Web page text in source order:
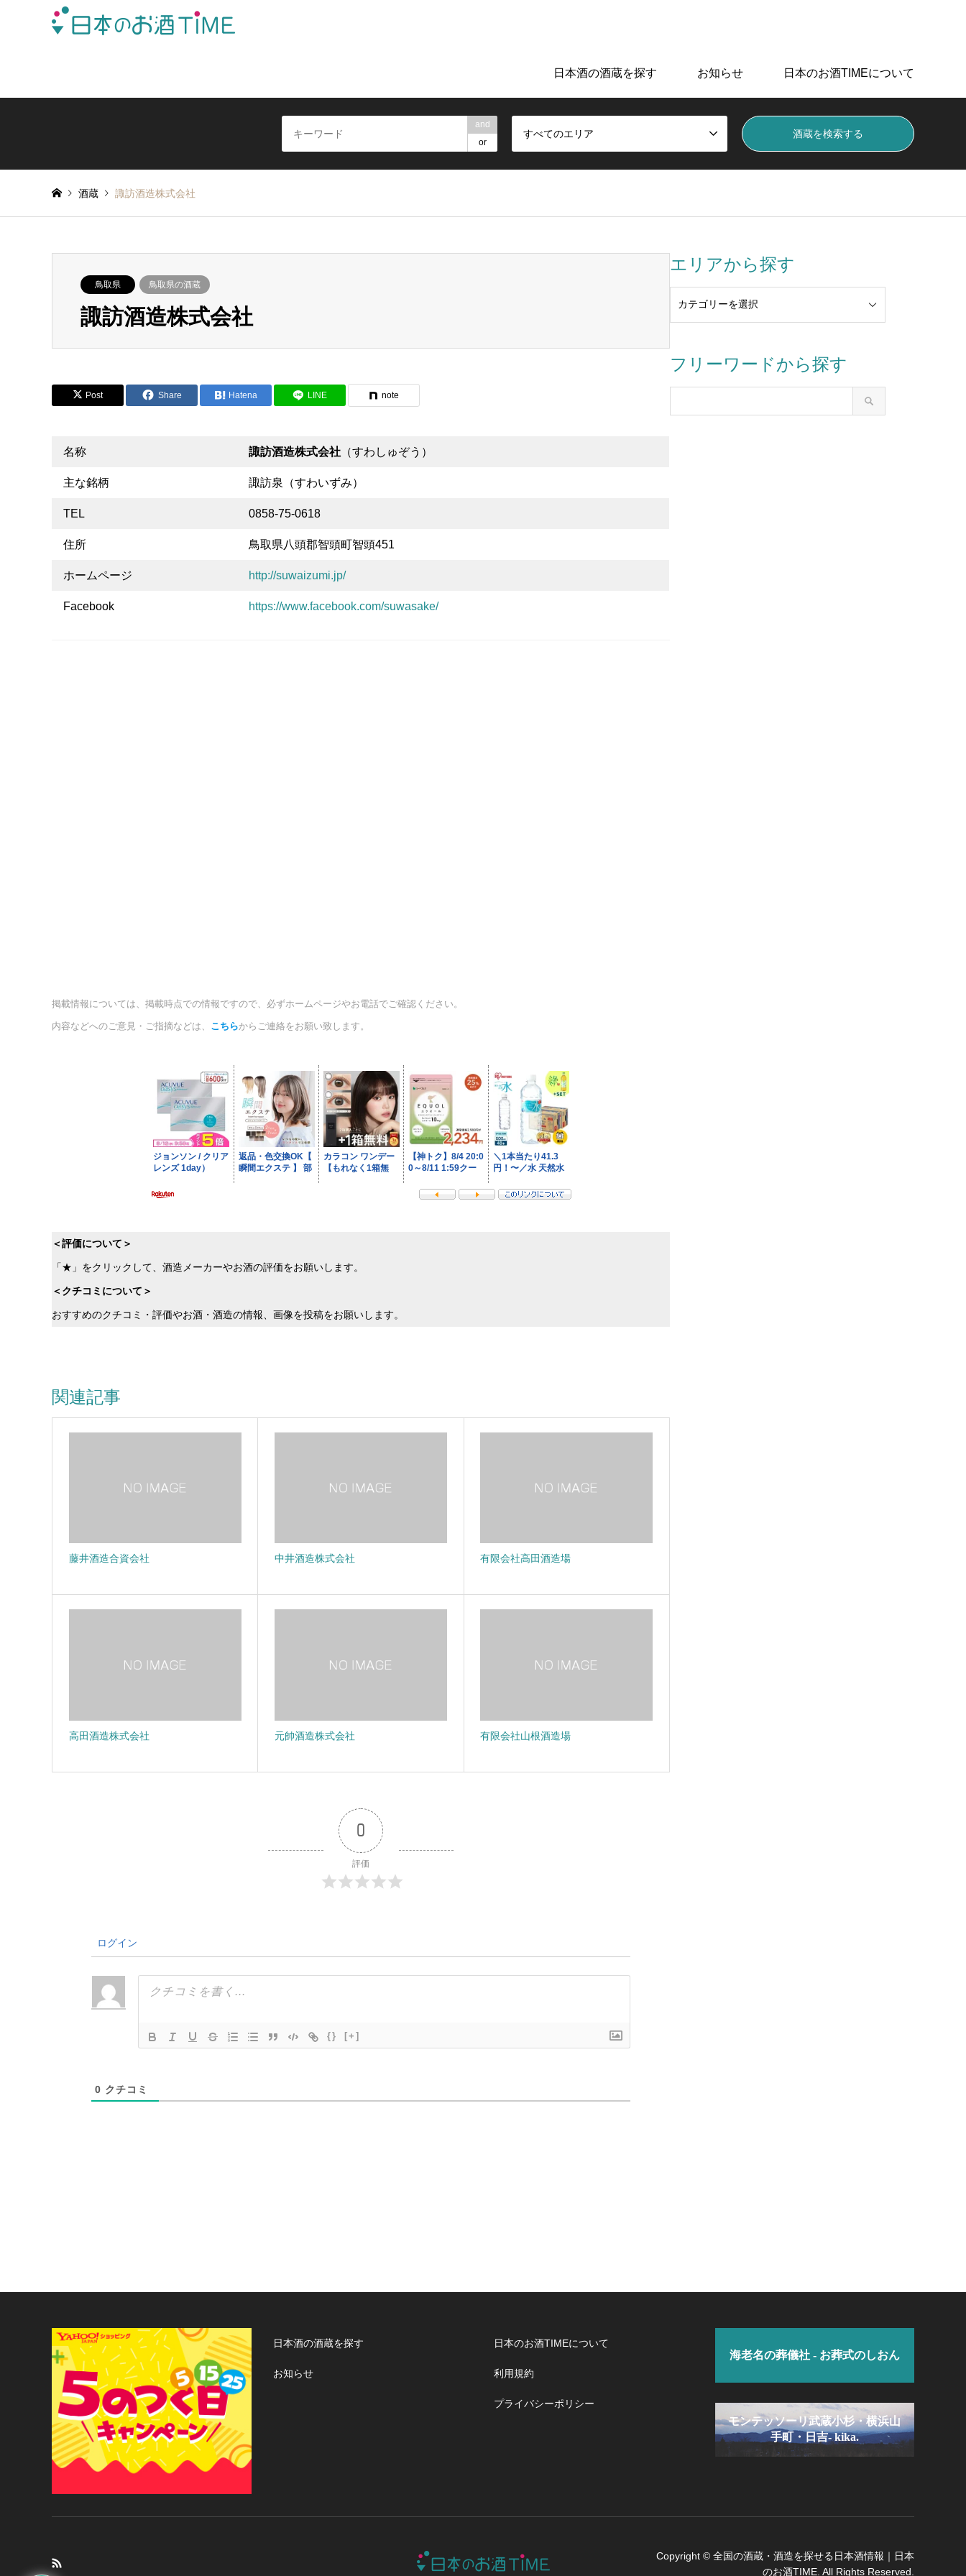
日本酒の酒蔵を探す お知らせ 日本のお酒TIMEについて
and
or
すべてのエリア
酒蔵 諏訪酒造株式会社
鳥取県 鳥取県の酒蔵
諏訪酒造株式会社
Post Share Hatena LINE note
名称 諏訪酒造株式会社 （すわしゅぞう）
主な銘柄 諏訪泉（すわいずみ）
TEL 0858-75-0618
住所 鳥取県八頭郡智頭町智頭451
ホームページ http://suwaizumi.jp/
Facebook https://www.facebook.com/suwasake/
掲載情報については、掲載時点での情報ですので、必ずホームページやお電話でご確認ください。
内容などへのご意見・ご指摘などは、 こちらからご連絡をお願い致します。
＜評価について＞
「★」をクリックして、酒造メーカーやお酒の評価をお願いします。
＜クチコミについて＞
おすすめのクチコミ・評価やお酒・酒造の情報、画像を投稿をお願いします。
関連記事
藤井酒造合資会社 中井酒造株式会社 有限会社高田酒造場
高田酒造株式会社 元帥酒造株式会社 有限会社山根酒造場
0
評価
ログイン
{} [+]
0 クチコミ
エリアから探す
フリーワードから探す
日本酒の酒蔵を探す
お知らせ
日本のお酒TIMEについて
利用規約
プライバシーポリシー
海老名の葬儀社 - お葬式のしおん
モンテッソーリ武蔵小杉・横浜山
手町・日吉- kika.
Copyright © 全国の酒蔵・酒造を探せる日本酒情報｜日本
のお酒TIME. All Rights Reserved.